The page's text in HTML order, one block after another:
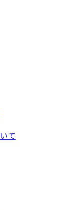
て